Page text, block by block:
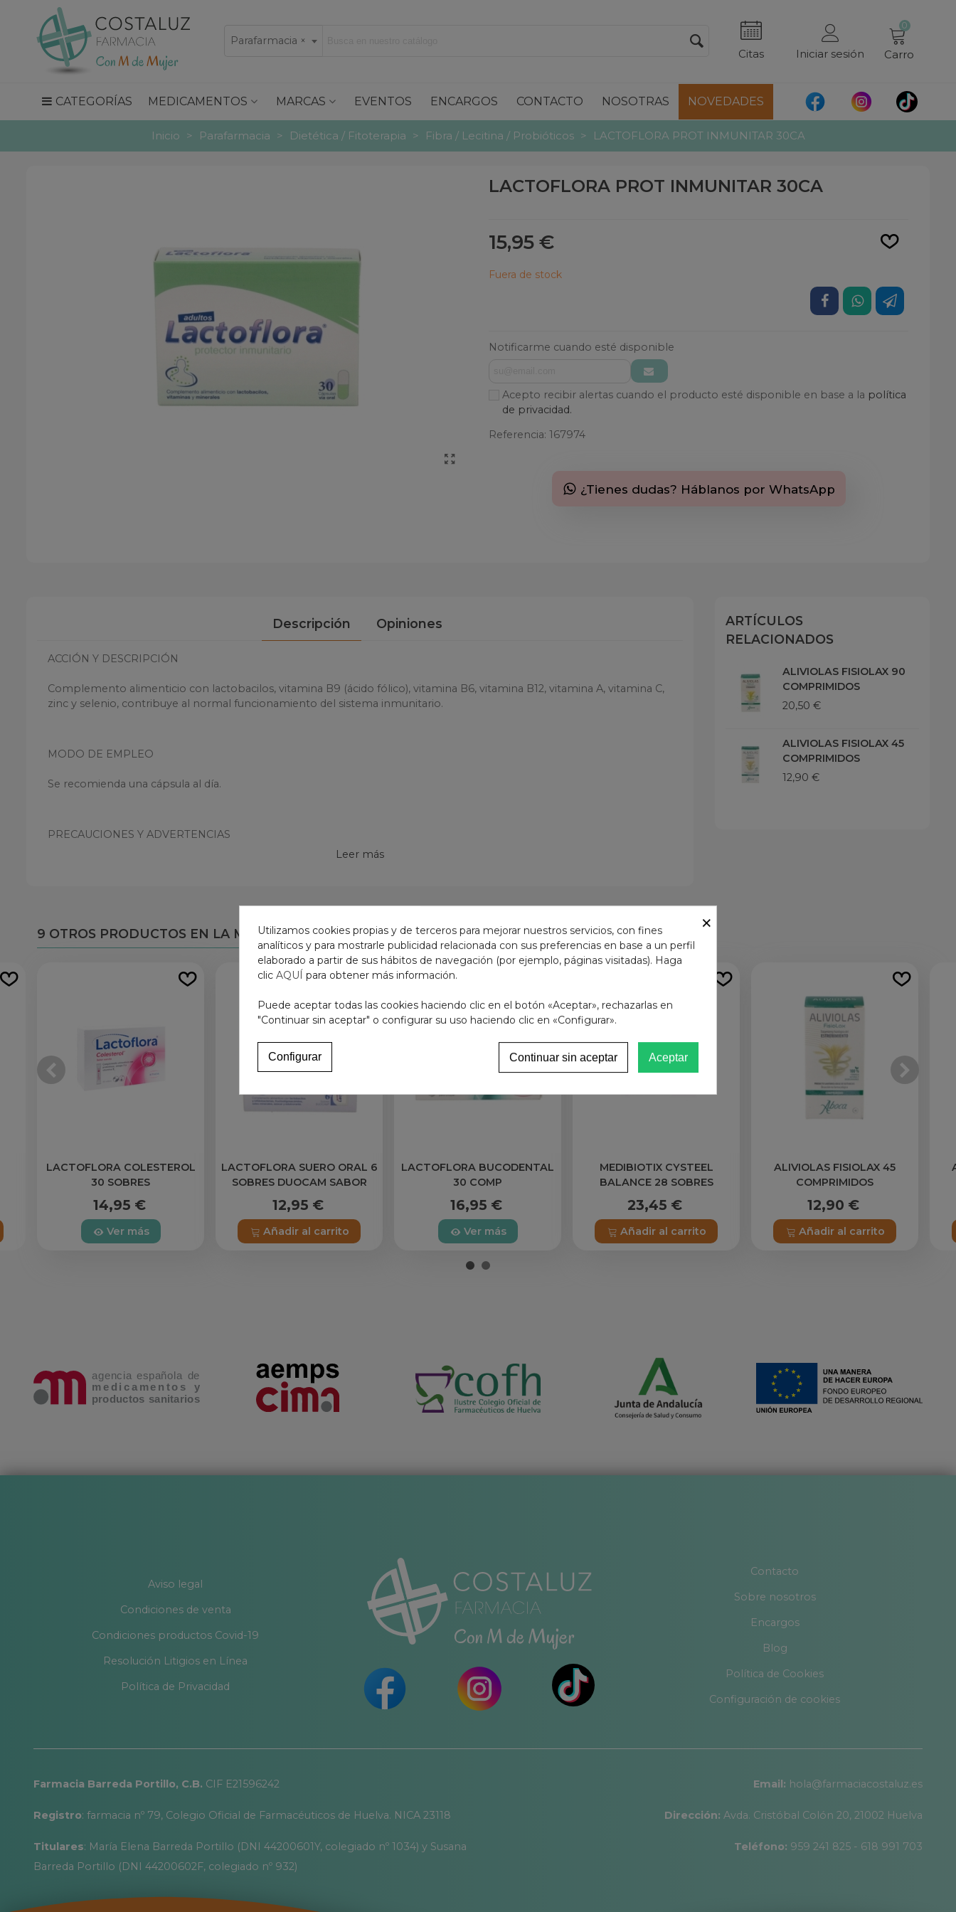
×
Parafarmacia
Citas Iniciar sesión
0
Carro
CATEGORÍAS MEDICAMENTOS MARCAS EVENTOS ENCARGOS CONTACTO NOSOTRAS NOVEDADES
Inicio > Parafarmacia > Dietética / Fitoterapia > Fibra / Lecitina / Probióticos > LACTOFLORA PROT INMUNITAR 30CA
LACTOFLORA PROT INMUNITAR 30CA
15,95 €
Fuera de stock
Notificarme cuando esté disponible
Acepto recibir alertas cuando el producto esté disponible en base a la política
de privacidad.
Referencia: 167974
¿Tienes dudas? Háblanos por WhatsApp
Descripción Opiniones
ACCIÓN Y DESCRIPCIÓN
Complemento alimenticio con lactobacilos, vitamina B9 (ácido fólico), vitamina B6, vitamina B12, vitamina A, vitamina C,
zinc y selenio, contribuye al normal funcionamiento del sistema inmunitario.
MODO DE EMPLEO
Se recomienda una cápsula al día.
PRECAUCIONES Y ADVERTENCIAS
Leer más
ARTÍCULOS
RELACIONADOS
ALIVIOLAS FISIOLAX 90
COMPRIMIDOS
20,50 €
ALIVIOLAS FISIOLAX 45
COMPRIMIDOS
12,90 €
9 OTROS PRODUCTOS EN LA MISMA CATEGORÍA:
LACTOFLORA COLESTEROL
30 SOBRES
14,95 €
Ver más
LACTOFLORA SUERO ORAL 6
SOBRES DUOCAM SABOR
FRUTAS DEL BOSQ
12,95 €
Añadir al carrito
LACTOFLORA BUCODENTAL
30 COMP
16,95 €
Ver más
MEDIBIOTIX CYSTEEL
BALANCE 28 SOBRES
23,45 €
Añadir al carrito
ALIVIOLAS FISIOLAX 45
COMPRIMIDOS
12,90 €
Añadir al carrito
Aviso legal
Condiciones de venta
Condiciones productos Covid-19
Resolución Litigios en Línea
Política de Privacidad
Contacto
Sobre nosotros
Encargos
Blog
Política de Cookies
Configuración de cookies
Farmacia Barreda Portillo, C.B. CIF E21596242
Registro: farmacia nº 79, Colegio Oficial de Farmacéuticos de Huelva. NICA 23118
Titulares: María Elena Barreda Portillo (DNI 44200601Y, colegiado nº 1034) y Susana
Barreda Portillo (DNI 44200602F, colegiado nº 932)
Email: hola@farmaciacostaluz.es
Dirección: Avda. Cristóbal Colón 20, 21002 Huelva
Teléfono: 959 241 825 - 618 991 703
×
Utilizamos cookies propias y de terceros para mejorar nuestros servicios, con fines
analíticos y para mostrarle publicidad relacionada con sus preferencias en base a un perfil
elaborado a partir de sus hábitos de navegación (por ejemplo, páginas visitadas). Haga
clic AQUÍ para obtener más información.
Puede aceptar todas las cookies haciendo clic en el botón «Aceptar», rechazarlas en
"Continuar sin aceptar" o configurar su uso haciendo clic en «Configurar».
Aceptar
Continuar sin aceptar
Configurar